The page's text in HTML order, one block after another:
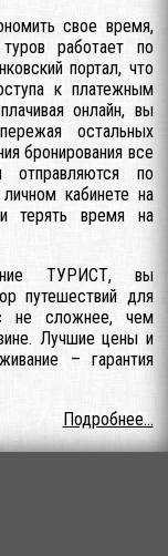
свое время,
работает по
портал, что
к платежным
онлайн, вы
остальных
бронирования все
отправляются по
кабинете на
терять время на
ТУРИСТ, вы
путешествий для
не сложнее, чем
Лучшие цены и
– гарантия
Подробнее...